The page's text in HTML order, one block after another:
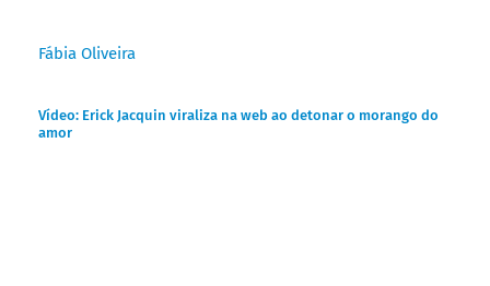
Fábia Oliveira
Vídeo: Erick Jacquin viraliza na web ao detonar o morango do
amor